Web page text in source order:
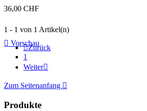
36,00 CHF
 Vorschau
1 - 1 von 1 Artikel(n)
Zurück
1
Weiter
Zum Seitenanfang 
Produkte